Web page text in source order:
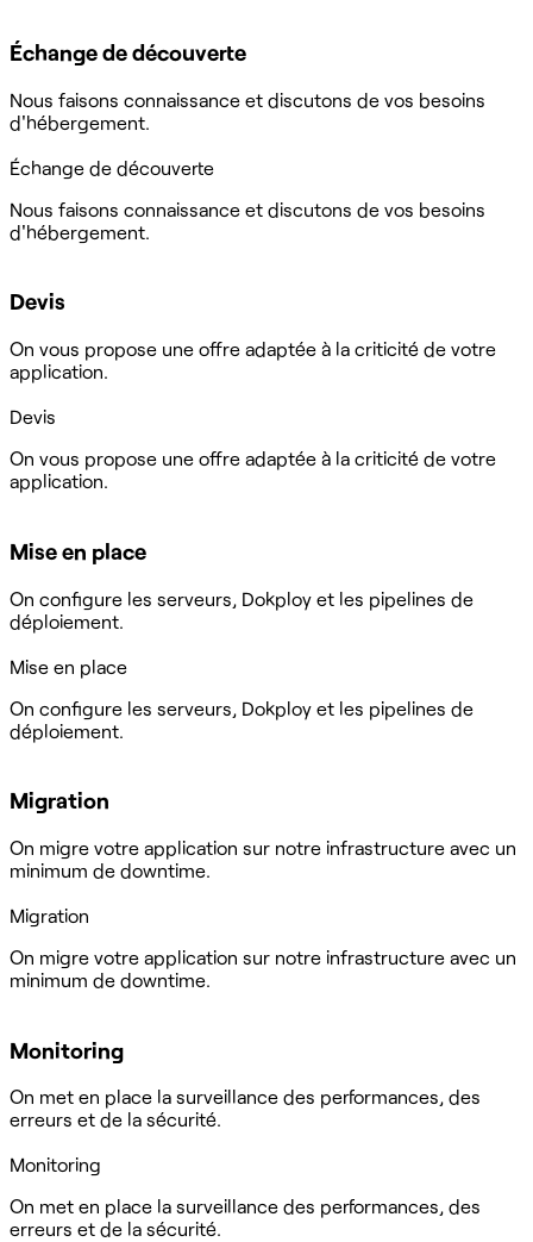
Échange de découverte
Nous faisons connaissance et discutons de vos besoins
d'hébergement.
Échange de découverte
Nous faisons connaissance et discutons de vos besoins
d'hébergement.
Devis
On vous propose une offre adaptée à la criticité de votre
application.
Devis
On vous propose une offre adaptée à la criticité de votre
application.
Mise en place
On configure les serveurs, Dokploy et les pipelines de
déploiement.
Mise en place
On configure les serveurs, Dokploy et les pipelines de
déploiement.
Migration
On migre votre application sur notre infrastructure avec un
minimum de downtime.
Migration
On migre votre application sur notre infrastructure avec un
minimum de downtime.
Monitoring
On met en place la surveillance des performances, des
erreurs et de la sécurité.
Monitoring
On met en place la surveillance des performances, des
erreurs et de la sécurité.